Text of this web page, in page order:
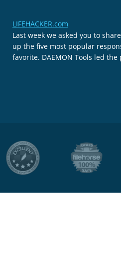
LIFEHACKER.com
Last week we asked you to
up the five most popular
favorite. DAEMON Tools led